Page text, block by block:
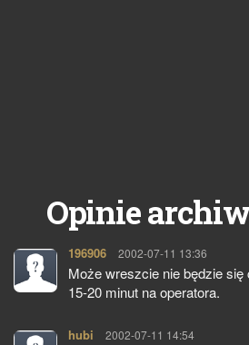
Opinie
196906 pisze:
2002-07-11 13:36
Może wreszcie nie będzie
15-20 minut na operatora.
hubi pisze:
2002-07-11 14:54